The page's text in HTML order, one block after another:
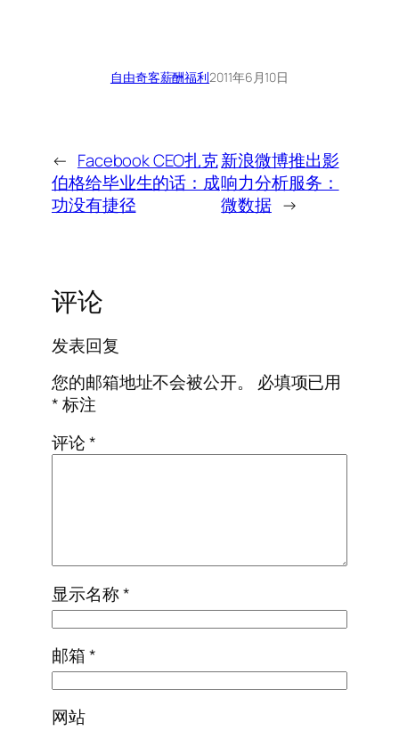
自由奇客薪酬福利2011年6月10日
← Facebook CEO扎克
伯格给毕业生的话：成
功没有捷径
新浪微博推出影
响力分析服务：
微数据 →
评论
发表回复
您的邮箱地址不会被公开。
必填项已用
*标注
评论*
显示名称*
邮箱*
网站